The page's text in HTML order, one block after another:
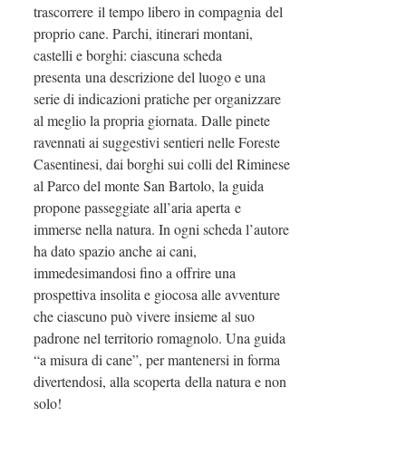
trascorrere il tempo libero in compagnia del
proprio cane. Parchi, itinerari montani,
castelli e borghi: ciascuna scheda
presenta una descrizione del luogo e una
serie di indicazioni pratiche per organizzare
al meglio la propria giornata. Dalle pinete
ravennati ai suggestivi sentieri nelle Foreste
Casentinesi, dai borghi sui colli del Riminese
al Parco del monte San Bartolo, la guida
propone passeggiate all’aria aperta e
immerse nella natura. In ogni scheda l’autore
ha dato spazio anche ai cani,
immedesimandosi fino a offrire una
prospettiva insolita e giocosa alle avventure
che ciascuno può vivere insieme al suo
padrone nel territorio romagnolo. Una guida
“a misura di cane”, per mantenersi in forma
divertendosi, alla scoperta della natura e non
solo!